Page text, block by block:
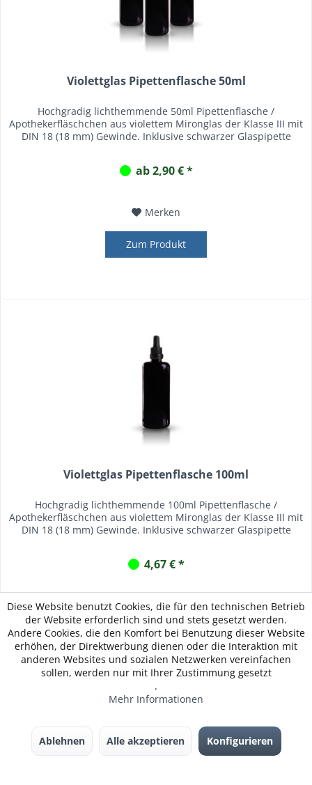
Violettglas Pipettenflasche 50ml
Hochgradig lichthemmende 50ml Pipettenflasche /
Apothekerfläschchen aus violettem Mironglas der Klasse III mit
DIN 18 (18 mm) Gewinde. Inklusive schwarzer Glaspipette
ab 2,90 € *
Merken
Zum Produkt
Violettglas Pipettenflasche 100ml
Hochgradig lichthemmende 100ml Pipettenflasche /
Apothekerfläschchen aus violettem Mironglas der Klasse III mit
DIN 18 (18 mm) Gewinde. Inklusive schwarzer Glaspipette
4,67 € *
Merken
Zum Produkt
Diese Website benutzt Cookies, die für den technischen Betrieb
der Website erforderlich sind und stets gesetzt werden.
Andere Cookies, die den Komfort bei Benutzung dieser Website
erhöhen, der Direktwerbung dienen oder die Interaktion mit
anderen Websites und sozialen Netzwerken vereinfachen
sollen, werden nur mit Ihrer Zustimmung gesetzt
.
Mehr Informationen
Ablehnen Alle akzeptieren Konfigurieren